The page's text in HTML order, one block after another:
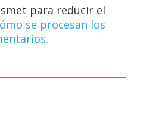
para reducir el
se procesan los